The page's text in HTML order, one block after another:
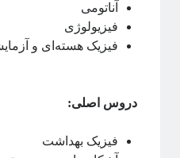
تحصیلات تکمیلی
درشت-دانه‌بندی دکتری
ظهوریافتگی
آناتومی
فیزیولوژی
فیزیک هسته‌ای و
دروس اصلی:
فیزیک بهداشت